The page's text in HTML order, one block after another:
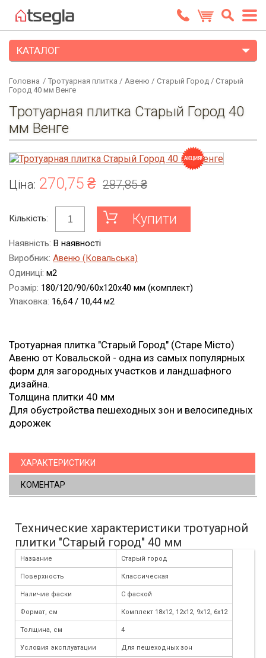
Головна / Тротуарная плитка / Авеню / Старый Город / Старый
Город 40 мм Венге
Тротуарная плитка Старый Город 40
мм Венге
Ціна: 270,75 ₴ 287,85 ₴
Кількість: Купити
Наявність: В наявності
Виробник: Авеню (Ковальська)
Одиниці: м2
Розмір: 180/120/90/60х120х40 мм (комплект)
Упаковка: 16,64 / 10,44 м2
Тротуарная плитка "Старый Город" (Старе Місто)
Авеню от Ковальской - одна из самых популярных
форм для загородных участков и ландшафного
дизайна.
Толщина плитки 40 мм
Для обустройства пешеходных зон и велосипедных
дорожек
ХАРАКТЕРИСТИКИ
КОМЕНТАР
Технические характеристики тротуарной
плитки "Старый город" 40 мм
Название Старый город
Поверхность Классическая
Наличие фаски С фаской
Формат, см Комплект 18х12, 12х12, 9х12, 6х12
Толщина, см 4
Условия эксплуатации Для пешеходных зон
КАТАЛОГ